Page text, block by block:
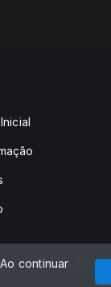
Com a tecnologia
continuar